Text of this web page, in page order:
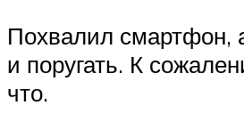
Похвалил смартфон,
и поругать. К
что.